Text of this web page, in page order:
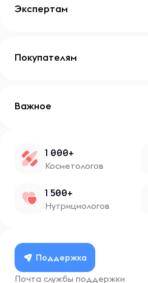
Экспертам
Покупателям
Важное
1 000+
Косметологов
1 500+
Нутрициологов
Поддержка
Почта службы поддержки